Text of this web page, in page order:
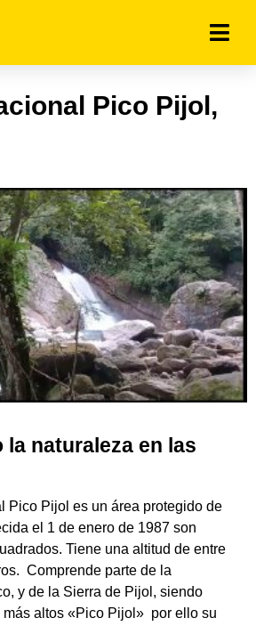
Pico Pijol,
la naturaleza en las
Pico Pijol es un área protegido de
el 1 de enero de 1987 son
Tiene una altitud de entre
Comprende parte de la
y de la Sierra de Pijol, siendo
más altos «Pico Pijol» por ello su